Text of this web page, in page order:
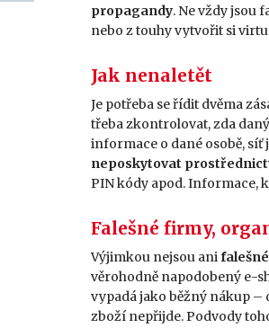
propagandy. Ne vždy jsou
nebo z touhy vytvořit si
Jak nenaletět
Je potřeba se řídit dvěma
třeba zkontrolovat, zda
informace o dané osobě,
neposkytovat
PIN kódy apod. Informace,
Falešné firmy,
Výjimkou nejsou ani
věrohodně napodobený e-
vypadá jako běžný nákup –
zboží nepřijde. Podvody